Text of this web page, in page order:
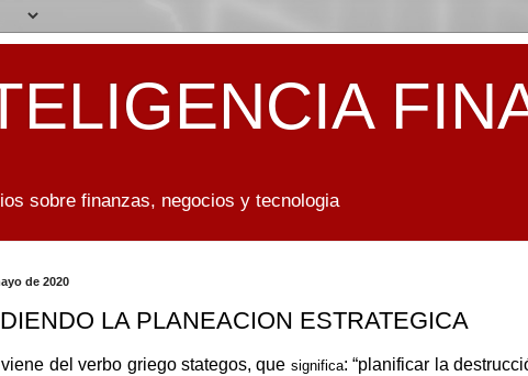
sobre finanzas, negocios y tecnologia
de 2020
LA PLANEACION ESTRATEGICA
del verbo griego stategos, que significa: “planificar la